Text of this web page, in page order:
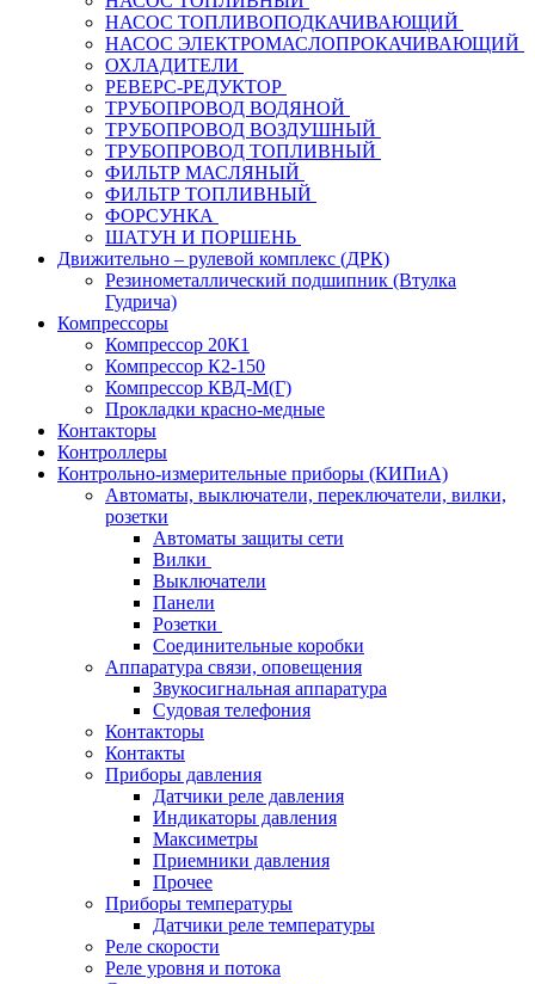
НАСОС ТОПЛИВОПОДКАЧИВАЮЩИЙ
НАСОС ЭЛЕКТРОМАСЛОПРОКАЧИВАЮЩИЙ
ОХЛАДИТЕЛИ
РЕВЕРС-РЕДУКТОР
ТРУБОПРОВОД ВОДЯНОЙ
ТРУБОПРОВОД ВОЗДУШНЫЙ
ТРУБОПРОВОД ТОПЛИВНЫЙ
ФИЛЬТР МАСЛЯНЫЙ
ФИЛЬТР ТОПЛИВНЫЙ
ФОРСУНКА
ШАТУН И ПОРШЕНЬ
Движительно – рулевой комплекс (ДРК)
Резинометаллический подшипник (Втулка
Гудрича)
Компрессоры
Компрессор 20К1
Компрессор К2-150
Компрессор КВД-М(Г)
Прокладки красно-медные
Контакторы
Контроллеры
Контрольно-измерительные приборы (КИПиА)
Автоматы, выключатели, переключатели, вилки,
розетки
Автоматы защиты сети
Вилки
Выключатели
Панели
Розетки
Соединительные коробки
Аппаратура связи, оповещения
Звукосигнальная аппаратура
Судовая телефония
Контакторы
Контакты
Приборы давления
Датчики реле давления
Индикаторы давления
Максиметры
Приемники давления
Прочее
Приборы температуры
Датчики реле температуры
Реле скорости
Реле уровня и потока